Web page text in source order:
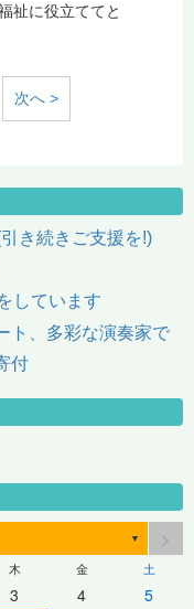
祉に役立ててと
次へ >
き続きご支援を!)
しています
ト、多彩な演奏家で
付
▼
木 金 土
3 4
5